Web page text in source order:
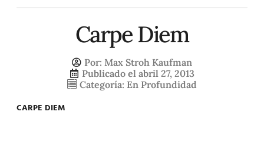
Carpe Diem
Por: Max Stroh Kaufman
Publicado el abril 27, 2013
Categoría: En Profundidad
CARPE DIEM